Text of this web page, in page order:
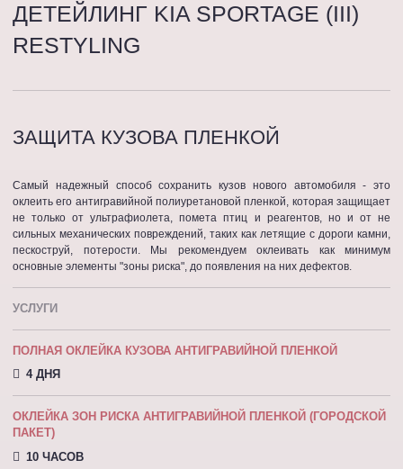
ДЕТЕЙЛИНГ KIA SPORTAGE (III)
RESTYLING
ЗАЩИТА КУЗОВА ПЛЕНКОЙ
Самый надежный способ сохранить кузов нового автомобиля - это
оклеить его антигравийной полиуретановой пленкой, которая защищает
не только от ультрафиолета, помета птиц и реагентов, но и от не
сильных механических повреждений, таких как летящие с дороги камни,
пескоструй, потерости. Мы рекомендуем оклеивать как минимум
основные элементы "зоны риска", до появления на них дефектов.
УСЛУГИ
ПОЛНАЯ ОКЛЕЙКА КУЗОВА АНТИГРАВИЙНОЙ ПЛЕНКОЙ
4 ДНЯ
ОКЛЕЙКА ЗОН РИСКА АНТИГРАВИЙНОЙ ПЛЕНКОЙ (ГОРОДСКОЙ
ПАКЕТ)
10 ЧАСОВ